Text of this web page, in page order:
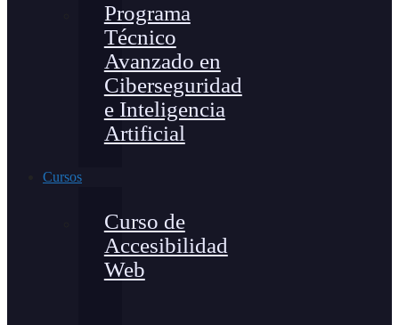
Programa
Técnico
Avanzado en
Ciberseguridad
e Inteligencia
Artificial
Cursos
Curso de
Accesibilidad
Web